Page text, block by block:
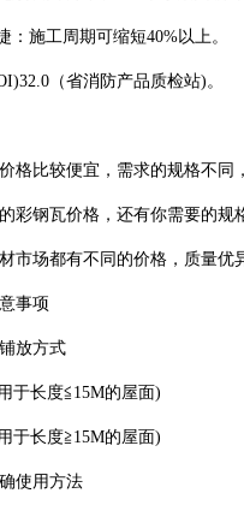
：施工周期可缩短40%以上。
（省消防产品质检站)。
格比较便宜，需求的规格不同
彩钢瓦价格，还有你需要的规
市场都有不同的价格，质量优
事项
放方式
于长度≦15M的屋面)
于长度≧15M的屋面)
使用方法